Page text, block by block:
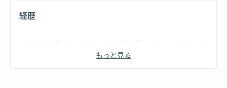
経歴
学し、陸上競技部に所属。
もっと見る